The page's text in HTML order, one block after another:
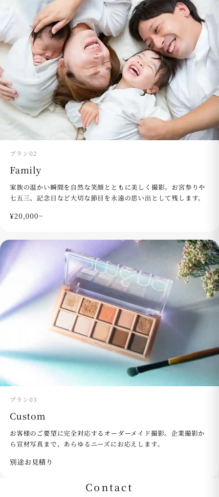
プラン02
Family
家族の温かい瞬間を自然な笑顔とともに美しく撮影。お宮参りや
七五三、記念日など大切な節目を永遠の思い出として残します。
¥20,000~
プラン03
Custom
お客様のご要望に完全対応するオーダーメイド撮影。企業撮影か
ら宣材写真まで、あらゆるニーズにお応えします。
別途お見積り
Contact